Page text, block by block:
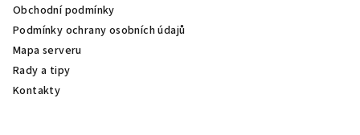
Obchodní podmínky
Podmínky ochrany osobních údajů
Mapa serveru
Rady a tipy
Kontakty